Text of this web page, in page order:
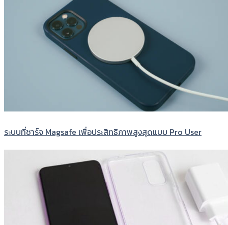
ระบบที่ชาร์จ Magsafe เพื่อประสิทธิภาพสูงสุดแบบ Pro User